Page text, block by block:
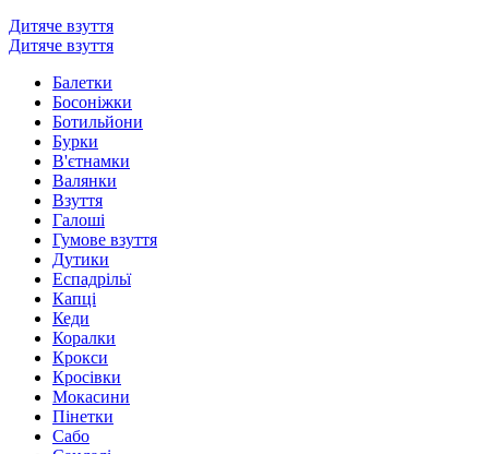
Дитяче взуття
Дитяче взуття
Балетки
Босоніжки
Ботильйони
Бурки
В'єтнамки
Валянки
Взуття
Галоші
Гумове взуття
Дутики
Еспадрільї
Капці
Кеди
Коралки
Крокси
Кросівки
Мокасини
Пінетки
Сабо